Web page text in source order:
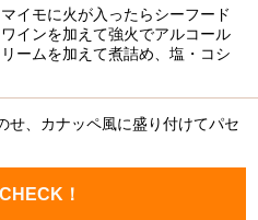
イモに火が入ったらシーフード
インを加えて強火でアルコール
ームを加えて煮詰め、塩・コシ
せ、カナッペ風に盛り付けてパセ
！